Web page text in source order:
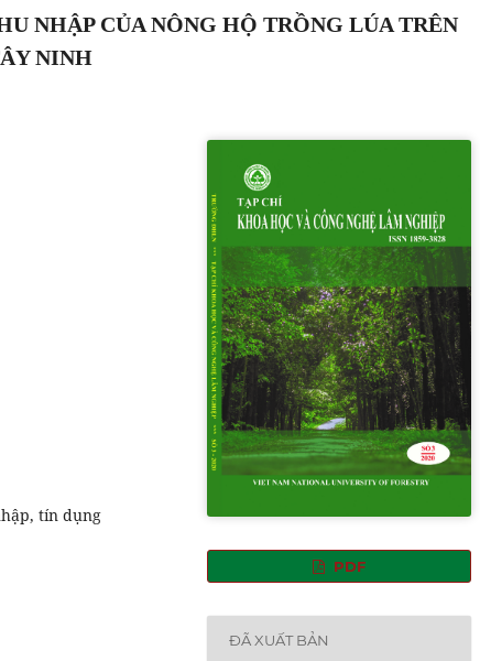
NHẬP CỦA NÔNG HỘ TRỒNG LÚA TRÊN
NINH
tín dụng
PDF
ĐÃ XUẤT BẢN